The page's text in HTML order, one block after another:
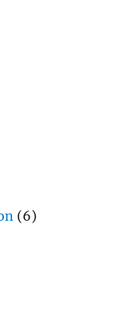
(6)